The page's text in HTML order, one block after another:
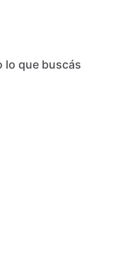
lo que buscás